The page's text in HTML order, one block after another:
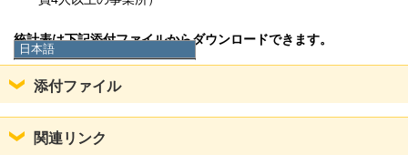
日本語
日本語
English
한국어
简体中文
繁體中文
統計表は下記添付ファイルからダウンロードできます。
添付ファイル
関連リンク